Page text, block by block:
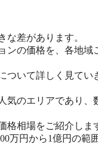
な差があります。
ンの価格を、各地域
いて詳しく見てい
気のエリアであり、
格相場をご紹介しま
万円から1億円の範